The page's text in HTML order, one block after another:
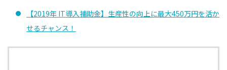
【2019年 IT導入補助金】生産性の向上に最大450万円を活か
せるチャンス！